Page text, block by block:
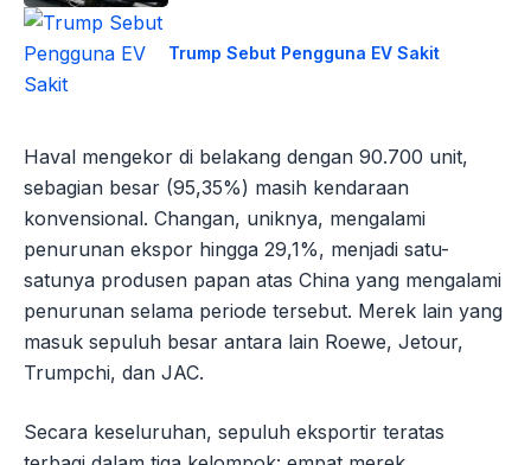
Trump Sebut Pengguna EV Sakit
Haval mengekor di belakang dengan 90.700 unit,
sebagian besar (95,35%) masih kendaraan
konvensional. Changan, uniknya, mengalami
penurunan ekspor hingga 29,1%, menjadi satu-
satunya produsen papan atas China yang mengalami
penurunan selama periode tersebut. Merek lain yang
masuk sepuluh besar antara lain Roewe, Jetour,
Trumpchi, dan JAC.
Secara keseluruhan, sepuluh eksportir teratas